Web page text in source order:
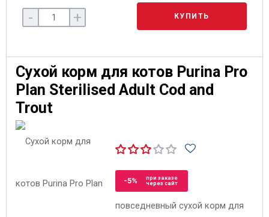
- + КУПИТЬ
Сухой корм для котов Purina Pro
Plan Sterilised Adult Cod and
Trout
-5%
при заказе
через сайт
повседневный сухой корм для